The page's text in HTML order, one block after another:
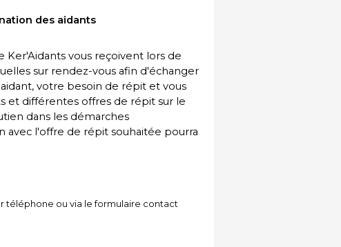
des aidants
Ker'Aidants vous reçoivent lors de
sur rendez-vous afin d'échanger
votre besoin de répit et vous
et différentes offres de répit sur le
dans les démarches
avec l'offre de répit souhaitée pourra
téléphone ou via le formulaire contact